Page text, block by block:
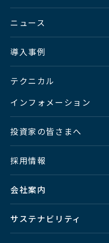
ニュース
導入事例
テクニカル
インフォメーション
投資家の皆さまへ
採用情報
会社案内
サステナビリティ